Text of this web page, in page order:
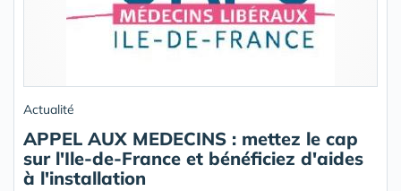
Actualité
APPEL AUX MEDECINS : mettez le cap
sur l'Ile-de-France et bénéficiez d'aides
à l'installation